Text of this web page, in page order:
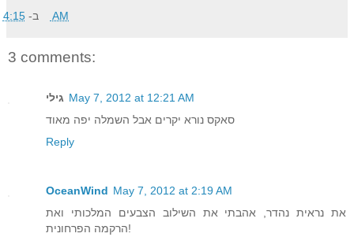
ב- 4:15 AM
3 comments:
גילי May 7, 2012 at 12:21 AM
סאקס נורא יקרים אבל השמלה יפה מאוד
Reply
OceanWind May 7, 2012 at 2:19 AM
את נראית נהדר, אהבתי את השילוב הצבעים המלכותי ואת
הרקמה הפרחונית!